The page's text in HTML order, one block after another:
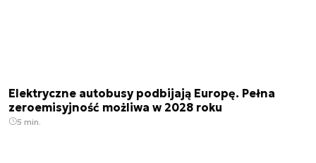
Elektryczne autobusy podbijają Europę. Pełna
zeroemisyjność możliwa w 2028 roku
5 min.